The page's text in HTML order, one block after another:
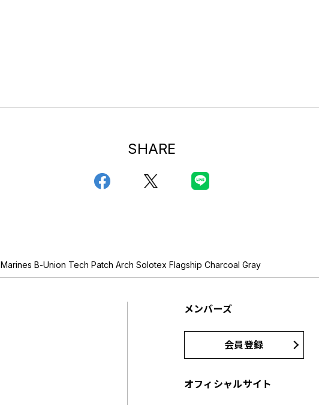
SHARE
Marines B-Union Tech Patch Arch Solotex Flagship Charcoal Gray
メンバーズ
会員登録
オフィシャルサイト